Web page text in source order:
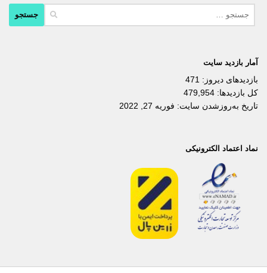
آمار بازدید سایت
بازدیدهای دیروز: 471
کل بازدیدها: 479,954
تاریخ به‌روزشدن سایت: فوریه 27, 2022
نماد اعتماد الکترونیکی